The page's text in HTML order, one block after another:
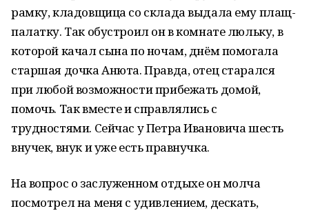
рамку, кладовщица со склада выдала ему плащ-
палатку. Так обустроил он в комнате люльку, в
которой качал сына по ночам, днём помогала
старшая дочка Анюта. Правда, отец старался
при любой возможности прибежать домой,
помочь. Так вместе и справлялись с
трудностями. Сейчас у Петра Ивановича шесть
внучек, внук и уже есть правнучка.
На вопрос о заслуженном отдыхе он молча
посмотрел на меня с удивлением, дескать,